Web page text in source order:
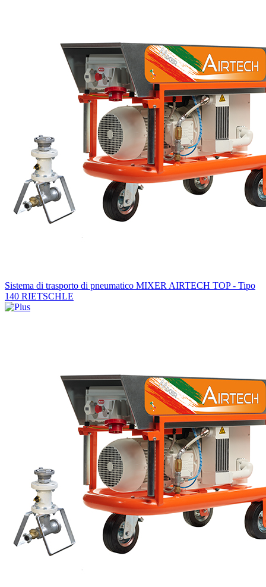
Sistema di trasporto di pneumatico MIXER AIRTECH TOP - Tipo
140 RIETSCHLE